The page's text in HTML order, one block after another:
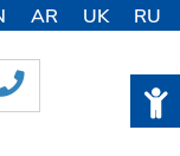
AR UK RU